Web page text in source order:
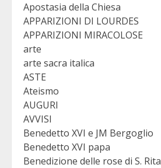
Apostasia della Chiesa
APPARIZIONI DI LOURDES
APPARIZIONI MIRACOLOSE
arte
arte sacra italica
ASTE
Ateismo
AUGURI
AVVISI
Benedetto XVI e JM Bergoglio
Benedetto XVI papa
Benedizione delle rose di S. Rita